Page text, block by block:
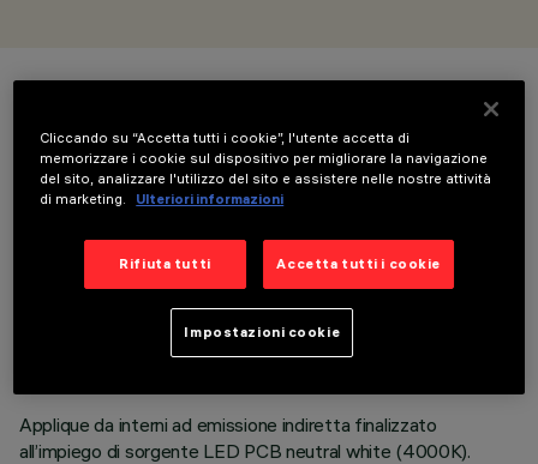
DATI TECNICI
Applique da interni ad emissione indiretta finalizzato
all’impiego di sorgente LED PCB neutral white (4000K).
Cliccando su “Accetta tutti i cookie”, l'utente accetta di
memorizzare i cookie sul dispositivo per migliorare la navigazione
del sito, analizzare l'utilizzo del sito e assistere nelle nostre attività
di marketing.
Ulteriori informazioni
Rifiuta tutti Accetta tutti i cookie
Impostazioni cookie